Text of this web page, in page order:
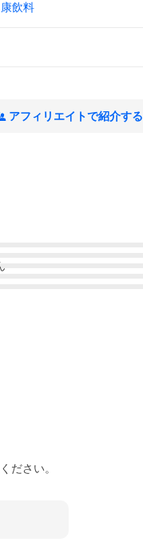
飲料
アフィリエイトで紹介する
ださい。